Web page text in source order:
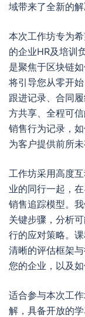
域带来了全新的解
本次工作坊专为
的企业HR及培训
是聚焦于区块链
将引导您从零开
跟进记录、合同
方共享、全程可
销售行为记录，
为客户提供前所未
工作坊采用高度
业的同行一起，
销售追踪模型。
关键步骤，分析
行的应对策略。
清晰的评估框架
您的企业，以及如
适合参与本次工
解，具备开放的